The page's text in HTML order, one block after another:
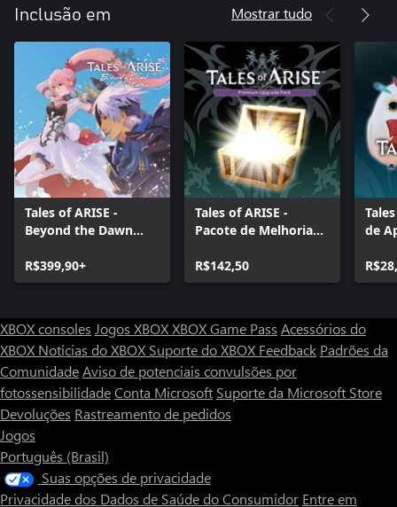
Inclusão em Mostrar tudo
Tales of ARISE -
Beyond the Dawn
R$399,90+
Tales of ARISE -
Pacote de Melhoria
R$142,50
de
XBOX consoles Jogos XBOXXBOX Game Pass Acessórios do
XBOX Notícias do XBOX Suporte do XBOX Feedback Padrões da
ComunidadeAviso de potenciais convulsões por
fotossensibilidadeConta Microsoft Suporte da Microsoft Store
Devoluções Rastreamento de pedidos
Jogos
Português (Brasil)
Suas opções de privacidade
Privacidade dos Dados de Saúde do Consumidor Entre em